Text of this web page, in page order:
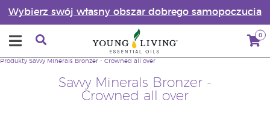
Wybierz swój własny obszar dobrego samopoczucia
0
Savvy Minerals Bronzer -
Crowned all over
Produkty Savvy Minerals Bronzer - Crowned all over